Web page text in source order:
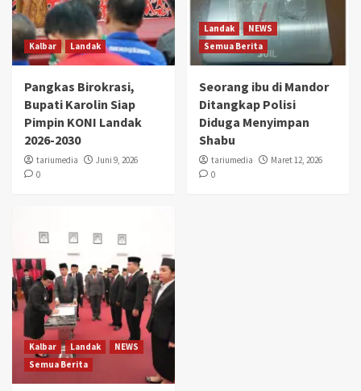
Kalbar Landak
Pangkas Birokrasi,
Bupati Karolin Siap
Pimpin KONI Landak
2026-2030
tariumedia
Juni 9, 2026
0
Landak
NEWS
Semua Berita
Seorang ibu di Mandor
Ditangkap Polisi
Diduga Menyimpan
Shabu
tariumedia
Maret 12, 2026
0
Kalbar Landak
NEWS
Semua Berita